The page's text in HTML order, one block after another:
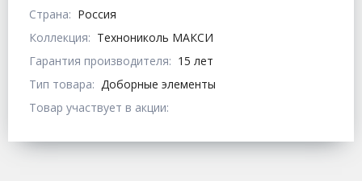
Страна: Россия
Коллекция: Технониколь МАКСИ
Гарантия производителя: 15 лет
Тип товара: Доборные элементы
Товар участвует в акции: